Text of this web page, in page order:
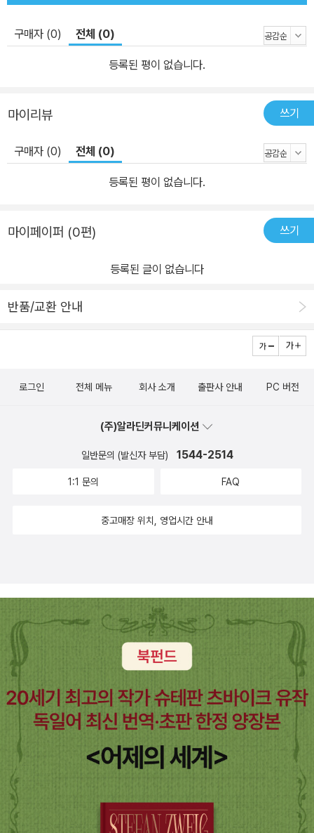
있다. 동물들은 서로 다른 모습으로 살아간다. 지구는 똑같은 얼굴이
하나도 없는 교실과 같다. 세상에는 동물의 종류만큼 다양한 삶이 있
다. 사람 사는 세상에는 사람의 수만큼 다양한 삶이 있다. 틀린 삶은
-‘함께’라는 말의 의미를 다시 생각하게 하는 이야기 사자 와니니는
떠돌이가 되기 전까지 마디바 무리에 속해 있었다. 와니니의 할머니
이자 우두머리인 마디바는 용맹함이 남다르고 뛰어난 사냥 실력도 갖
디바는 강력한 무리를 유지하기 위해 몸이 약한 사자들을 쫓아낼 정
니는 초원에서 친구들을 만나는데, 마디바 무리의 용맹한 암사자에
비하면 한참이나 모자란 사자들이다. 아산테는 다 큰 수사자이지만
총에 맞아 다리를 절룩이고, 잠보는 영리하기는 하지만 형제자매를
시 크게 다친 후에 무리에서 쫓겨난 신세다. 와니니와 친구들은 사냥
다. 와니니와 친구들은 티격태격하면서도 서로를 믿고 의지하며 초원
디바와 부족한 힘이나마 한데 모아서 어려움을 헤쳐 나가려는 와니니
구매자 (0) 전체 (0)
등록된 평이 없습니다.
마이리뷰 쓰기
구매자 (0) 전체 (0)
등록된 평이 없습니다.
마이페이퍼 (0편) 쓰기
등록된 글이 없습니다
반품/교환 안내
로그인 전체 메뉴 회사 소개 출판사 안내 PC 버전
(주)알라딘커뮤니케이션
일반문의 (발신자 부담) 1544-2514
1:1 문의 FAQ
중고매장 위치, 영업시간 안내